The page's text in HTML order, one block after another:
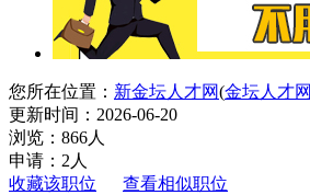
您所在位置： 新金坛人才网(金坛人才网
更新时间：2026-06-20
浏览：866人
申请：2人
收藏该职位
查看相似职位